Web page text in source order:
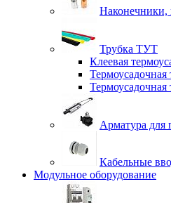
Наконечники,
Трубка ТУТ
Клеевая
Термоусадочная
Термоусадочная
Арматура
Кабельные
Модульное оборудование